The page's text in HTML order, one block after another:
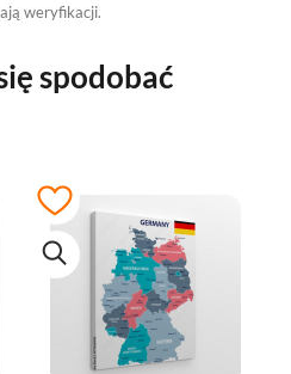
weryfikacji.
spodobać